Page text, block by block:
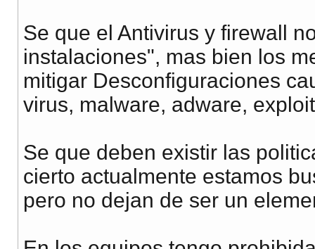
Se que el Antivirus y firewall
instalaciones", mas bien los
mitigar Desconfiguraciones
virus, malware, adware,
Se que deben existir las
cierto actualmente estamos
pero no dejan de ser un